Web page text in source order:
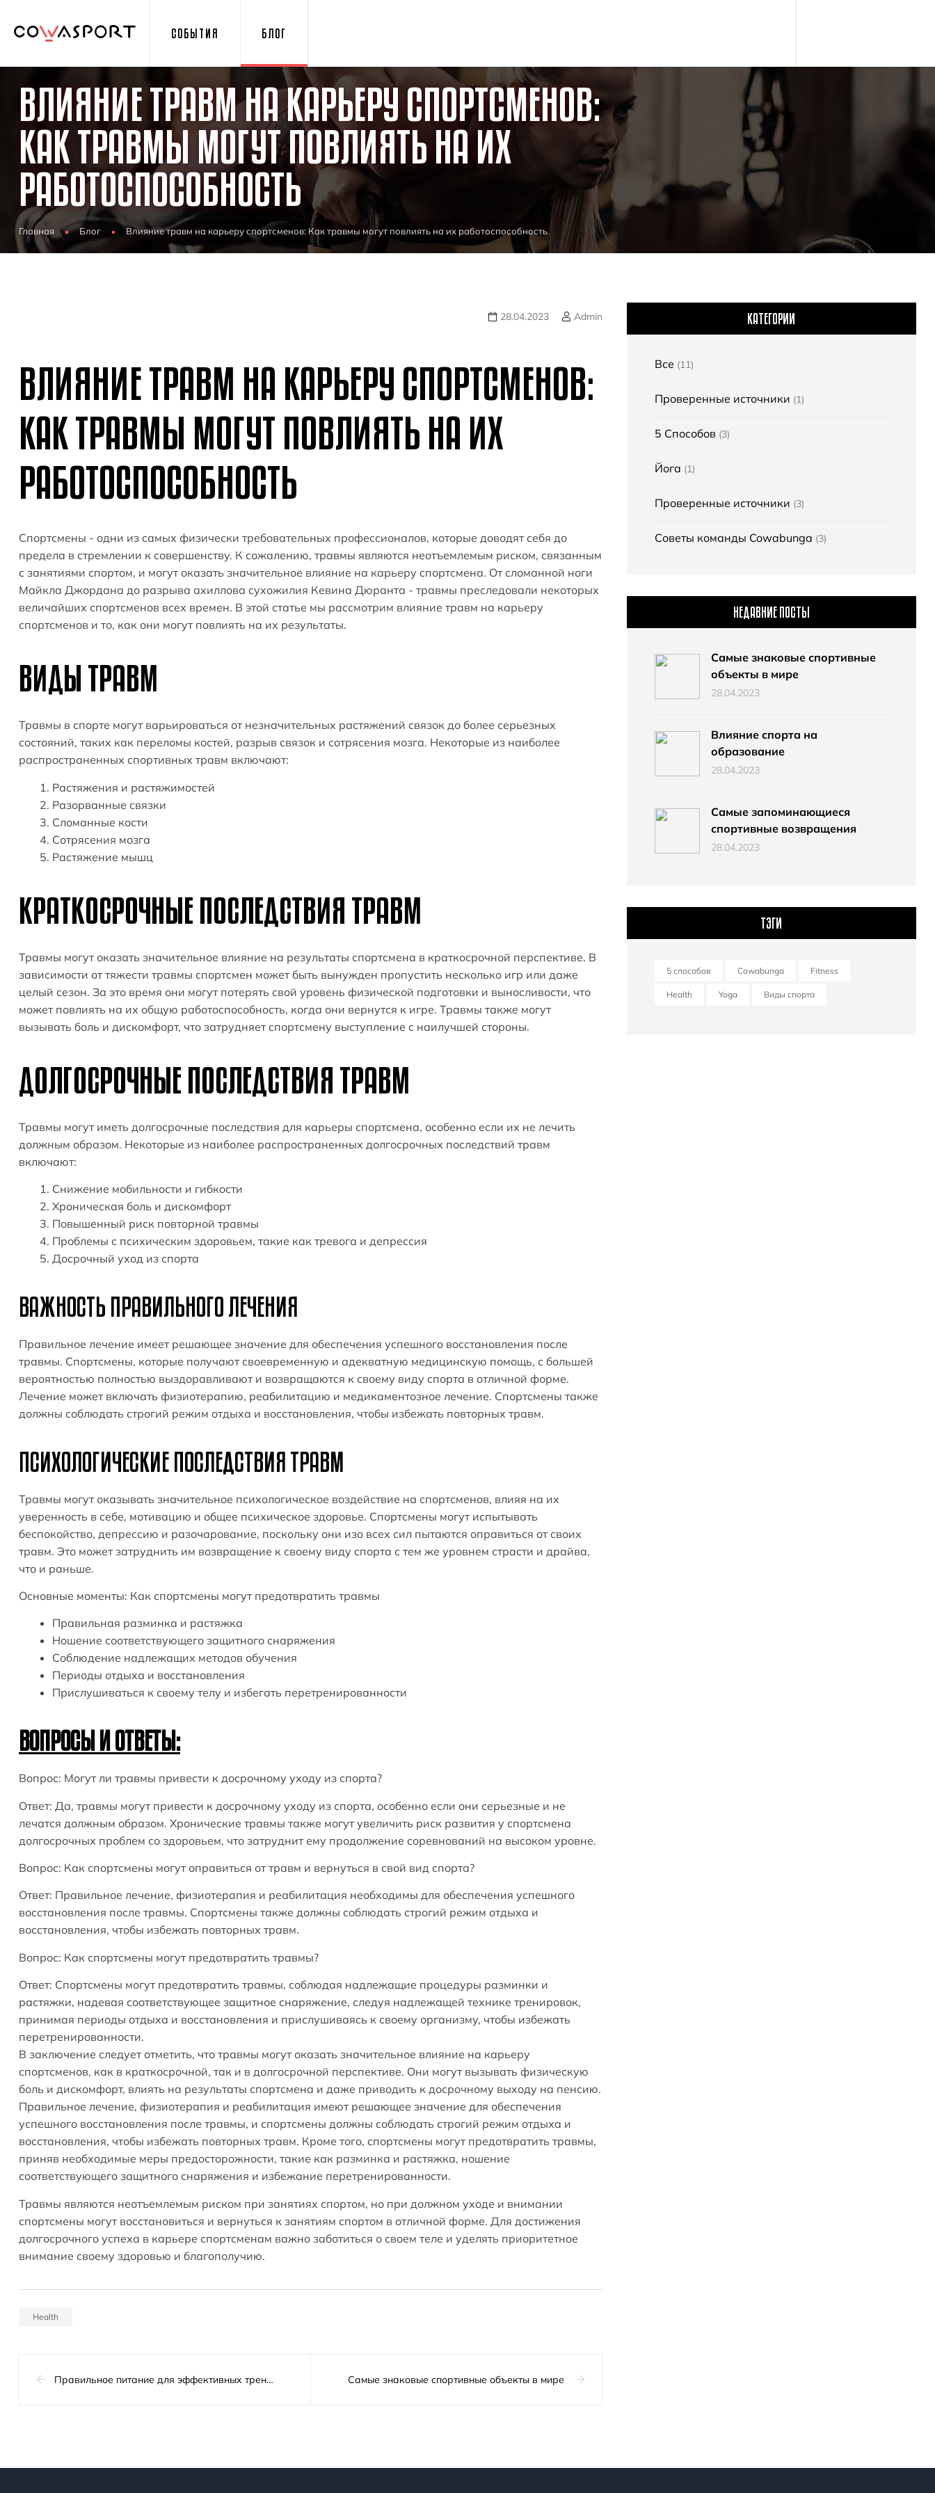
СОБЫТИЯ БЛОГ
ВЛИЯНИЕ ТРАВМ НА КАРЬЕРУ СПОРТСМЕНОВ:
КАК ТРАВМЫ МОГУТ ПОВЛИЯТЬ НА ИХ
РАБОТОСПОСОБНОСТЬ
Главная Блог Влияние травм на карьеру спортсменов: Как травмы могут повлиять на их работоспособность
28.04.2023 Admin
ВЛИЯНИЕ ТРАВМ НА КАРЬЕРУ СПОРТСМЕНОВ:
КАК ТРАВМЫ МОГУТ ПОВЛИЯТЬ НА ИХ
РАБОТОСПОСОБНОСТЬ
Спортсмены - одни из самых физически требовательных профессионалов, которые доводят себя до
предела в стремлении к совершенству. К сожалению, травмы являются неотъемлемым риском, связанным
с занятиями спортом, и могут оказать значительное влияние на карьеру спортсмена. От сломанной ноги
Майкла Джордана до разрыва ахиллова сухожилия Кевина Дюранта - травмы преследовали некоторых
величайших спортсменов всех времен. В этой статье мы рассмотрим влияние травм на карьеру
спортсменов и то, как они могут повлиять на их результаты.
ВИДЫ ТРАВМ
Травмы в спорте могут варьироваться от незначительных растяжений связок до более серьезных
состояний, таких как переломы костей, разрыв связок и сотрясения мозга. Некоторые из наиболее
распространенных спортивных травм включают:
Растяжения и растяжимостей
Разорванные связки
Сломанные кости
Сотрясения мозга
Растяжение мышц
КРАТКОСРОЧНЫЕ ПОСЛЕДСТВИЯ ТРАВМ
Травмы могут оказать значительное влияние на результаты спортсмена в краткосрочной перспективе. В
зависимости от тяжести травмы спортсмен может быть вынужден пропустить несколько игр или даже
целый сезон. За это время они могут потерять свой уровень физической подготовки и выносливости, что
может повлиять на их общую работоспособность, когда они вернутся к игре. Травмы также могут
вызывать боль и дискомфорт, что затрудняет спортсмену выступление с наилучшей стороны.
ДОЛГОСРОЧНЫЕ ПОСЛЕДСТВИЯ ТРАВМ
Травмы могут иметь долгосрочные последствия для карьеры спортсмена, особенно если их не лечить
должным образом. Некоторые из наиболее распространенных долгосрочных последствий травм
включают:
Снижение мобильности и гибкости
Хроническая боль и дискомфорт
Повышенный риск повторной травмы
Проблемы с психическим здоровьем, такие как тревога и депрессия
Досрочный уход из спорта
ВАЖНОСТЬ ПРАВИЛЬНОГО ЛЕЧЕНИЯ
Правильное лечение имеет решающее значение для обеспечения успешного восстановления после
травмы. Спортсмены, которые получают своевременную и адекватную медицинскую помощь, с большей
вероятностью полностью выздоравливают и возвращаются к своему виду спорта в отличной форме.
Лечение может включать физиотерапию, реабилитацию и медикаментозное лечение. Спортсмены также
должны соблюдать строгий режим отдыха и восстановления, чтобы избежать повторных травм.
ПСИХОЛОГИЧЕСКИЕ ПОСЛЕДСТВИЯ ТРАВМ
Травмы могут оказывать значительное психологическое воздействие на спортсменов, влияя на их
уверенность в себе, мотивацию и общее психическое здоровье. Спортсмены могут испытывать
беспокойство, депрессию и разочарование, поскольку они изо всех сил пытаются оправиться от своих
травм. Это может затруднить им возвращение к своему виду спорта с тем же уровнем страсти и драйва,
что и раньше.
Основные моменты: Как спортсмены могут предотвратить травмы
Правильная разминка и растяжка
Ношение соответствующего защитного снаряжения
Соблюдение надлежащих методов обучения
Периоды отдыха и восстановления
Прислушиваться к своему телу и избегать перетренированности
ВОПРОСЫ И ОТВЕТЫ:
Вопрос: Могут ли травмы привести к досрочному уходу из спорта?
Ответ: Да, травмы могут привести к досрочному уходу из спорта, особенно если они серьезные и не
лечатся должным образом. Хронические травмы также могут увеличить риск развития у спортсмена
долгосрочных проблем со здоровьем, что затруднит ему продолжение соревнований на высоком уровне.
Вопрос: Как спортсмены могут оправиться от травм и вернуться в свой вид спорта?
Ответ: Правильное лечение, физиотерапия и реабилитация необходимы для обеспечения успешного
восстановления после травмы. Спортсмены также должны соблюдать строгий режим отдыха и
восстановления, чтобы избежать повторных травм.
Вопрос: Как спортсмены могут предотвратить травмы?
Ответ: Спортсмены могут предотвратить травмы, соблюдая надлежащие процедуры разминки и
растяжки, надевая соответствующее защитное снаряжение, следуя надлежащей технике тренировок,
принимая периоды отдыха и восстановления и прислушиваясь к своему организму, чтобы избежать
перетренированности.
В заключение следует отметить, что травмы могут оказать значительное влияние на карьеру
спортсменов, как в краткосрочной, так и в долгосрочной перспективе. Они могут вызывать физическую
боль и дискомфорт, влиять на результаты спортсмена и даже приводить к досрочному выходу на пенсию.
Правильное лечение, физиотерапия и реабилитация имеют решающее значение для обеспечения
успешного восстановления после травмы, и спортсмены должны соблюдать строгий режим отдыха и
восстановления, чтобы избежать повторных травм. Кроме того, спортсмены могут предотвратить травмы,
приняв необходимые меры предосторожности, такие как разминка и растяжка, ношение
соответствующего защитного снаряжения и избежание перетренированности.
Травмы являются неотъемлемым риском при занятиях спортом, но при должном уходе и внимании
спортсмены могут восстановиться и вернуться к занятиям спортом в отличной форме. Для достижения
долгосрочного успеха в карьере спортсменам важно заботиться о своем теле и уделять приоритетное
внимание своему здоровью и благополучию.
Health
Правильное питание для эффективных тренировок Самые знаковые спортивные объекты в мире
КАТЕГОРИИ
Все (11)
Проверенные источники (1)
5 Способов (3)
Йога (1)
Проверенные источники (3)
Советы команды Cowabunga (3)
НЕДАВНИЕ ПОСТЫ
Самые знаковые спортивные
объекты в мире
28.04.2023
Влияние спорта на
образование
28.04.2023
Самые запоминающиеся
спортивные возвращения
28.04.2023
ТЭГИ
5 способов Cowabunga Fitness
Health Yoga Виды спорта